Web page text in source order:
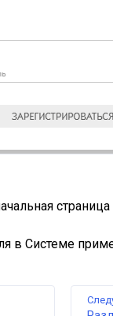
в Системе